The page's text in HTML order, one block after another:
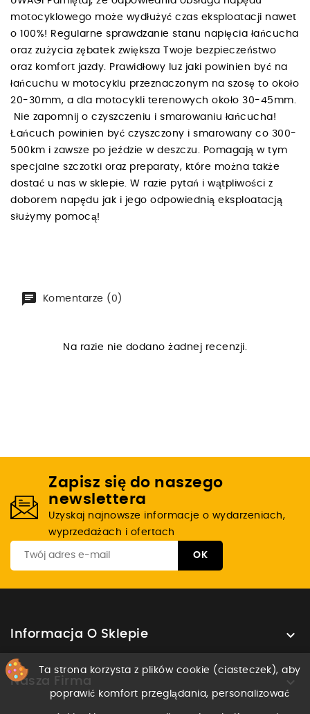
motocyklowego może wydłużyć czas eksploatacji nawet
o 100%! Regularne sprawdzanie stanu napięcia łańcucha
oraz zużycia zębatek zwiększa Twoje bezpieczeństwo
oraz komfort jazdy. Prawidłowy luz jaki powinien być na
łańcuchu w motocyklu przeznaczonym na szosę to około
20-30mm, a dla motocykli terenowych około 30-45mm.
Nie zapomnij o czyszczeniu i smarowaniu łańcucha!
Łańcuch powinien być czyszczony i smarowany co 300-
500km i zawsze po jeździe w deszczu. Pomagają w tym
specjalne szczotki oraz preparaty, które można także
dostać u nas w sklepie. W razie pytań i wątpliwości z
doborem napędu jak i jego odpowiednią eksploatacją
służymy pomocą!
Komentarze (0)
Na razie nie dodano żadnej recenzji.
Zapisz się do naszego
newslettera
Uzyskaj najnowsze informacje o wydarzeniach,
wyprzedażach i ofertach
Informacja O Sklepie 
Nasza Firma 
Ta strona korzysta z plików cookie (ciasteczek), aby
poprawić komfort przeglądania, personalizować